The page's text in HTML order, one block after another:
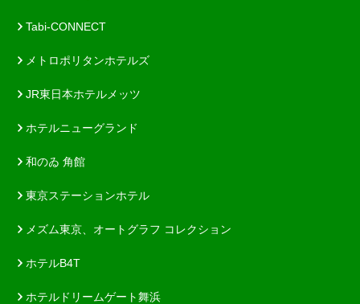
Tabi-CONNECT
メトロポリタンホテルズ
JR東日本ホテルメッツ
ホテルニューグランド
和のゐ 角館
東京ステーションホテル
メズム東京、オートグラフ コレクション
ホテルB4T
ホテルドリームゲート舞浜